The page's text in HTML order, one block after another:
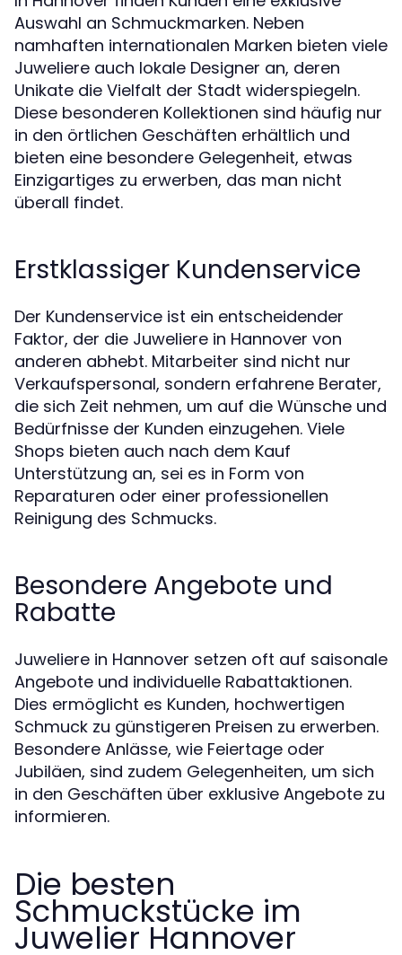
Auswahl an Schmuckmarken. Neben
namhaften internationalen Marken bieten viele
Juweliere auch lokale Designer an, deren
Unikate die Vielfalt der Stadt widerspiegeln.
Diese besonderen Kollektionen sind häufig nur
in den örtlichen Geschäften erhältlich und
bieten eine besondere Gelegenheit, etwas
Einzigartiges zu erwerben, das man nicht
überall findet.
Erstklassiger Kundenservice
Der Kundenservice ist ein entscheidender
Faktor, der die Juweliere in Hannover von
anderen abhebt. Mitarbeiter sind nicht nur
Verkaufspersonal, sondern erfahrene Berater,
die sich Zeit nehmen, um auf die Wünsche und
Bedürfnisse der Kunden einzugehen. Viele
Shops bieten auch nach dem Kauf
Unterstützung an, sei es in Form von
Reparaturen oder einer professionellen
Reinigung des Schmucks.
Besondere Angebote und
Rabatte
Juweliere in Hannover setzen oft auf saisonale
Angebote und individuelle Rabattaktionen.
Dies ermöglicht es Kunden, hochwertigen
Schmuck zu günstigeren Preisen zu erwerben.
Besondere Anlässe, wie Feiertage oder
Jubiläen, sind zudem Gelegenheiten, um sich
in den Geschäften über exklusive Angebote zu
informieren.
Die besten
Schmuckstücke im
Juwelier Hannover